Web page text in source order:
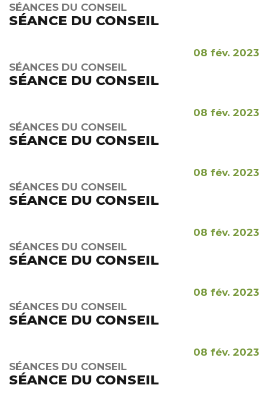
SÉANCES DU CONSEIL
SÉANCE DU CONSEIL
08 fév. 2023
SÉANCES DU CONSEIL
SÉANCE DU CONSEIL
08 fév. 2023
SÉANCES DU CONSEIL
SÉANCE DU CONSEIL
08 fév. 2023
SÉANCES DU CONSEIL
SÉANCE DU CONSEIL
08 fév. 2023
SÉANCES DU CONSEIL
SÉANCE DU CONSEIL
08 fév. 2023
SÉANCES DU CONSEIL
SÉANCE DU CONSEIL
08 fév. 2023
SÉANCES DU CONSEIL
SÉANCE DU CONSEIL